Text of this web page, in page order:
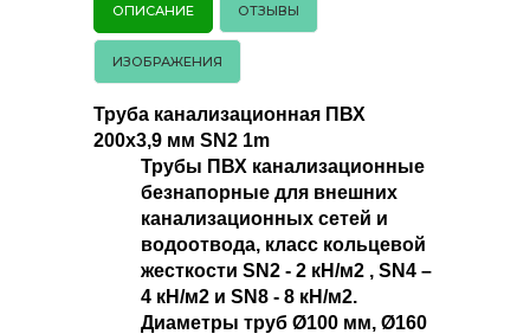
ОПИСАНИЕ ОТЗЫВЫ
ИЗОБРАЖЕНИЯ
Труба канализационная ПВХ
200х3,9 мм SN2 1m
Трубы ПВХ канализационные
безнапорные для внешних
канализационных сетей и
водоотвода, класс кольцевой
жесткости SN2 - 2 кН/м2 , SN4 –
4 кН/м2 и SN8 - 8 кН/м2.
Диаметры труб Ø100 мм, Ø160